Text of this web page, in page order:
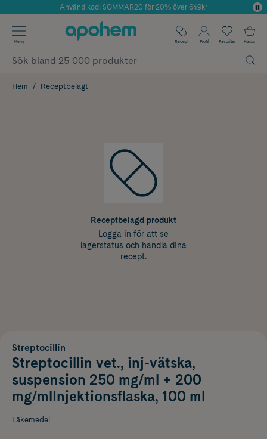
Årets Butik 2025 inom Skönhet
Använd kod: SOMMAR20 för 20% över 649kr
✓ Fri frakt
✓ Poäng på alla köp*
Meny Recept Profil Favoriter Kassa
Hem Receptbelagt
Receptbelagd produkt
Logga in för att se
lagerstatus och handla dina
recept.
Streptocillin
Streptocillin vet., inj-vätska,
suspension 250 mg/ml + 200
mg/mlInjektionsflaska, 100 ml
Läkemedel